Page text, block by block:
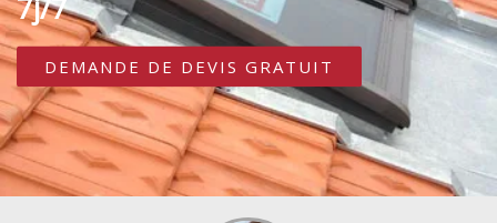
DEMANDE DE DEVIS GRATUIT